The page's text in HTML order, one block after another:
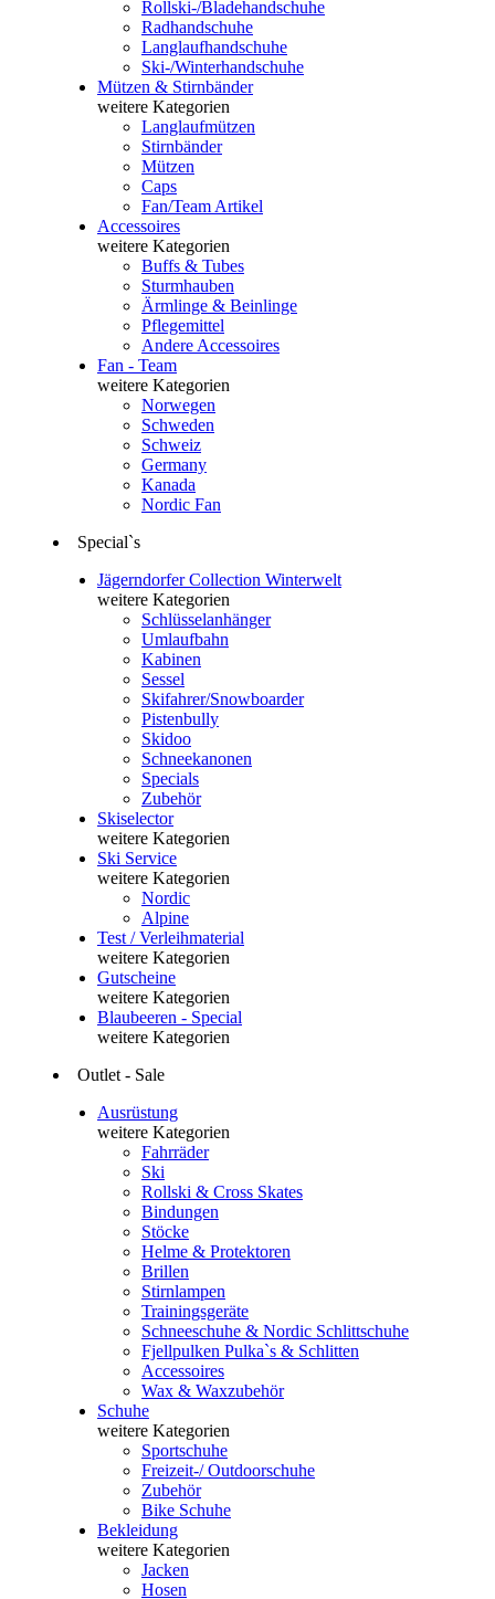
Rollski-/Bladehandschuhe
Radhandschuhe
Langlaufhandschuhe
Ski-/Winterhandschuhe
Mützen & Stirnbänder
weitere Kategorien
Langlaufmützen
Stirnbänder
Mützen
Caps
Fan/Team Artikel
Accessoires
weitere Kategorien
Buffs & Tubes
Sturmhauben
Ärmlinge & Beinlinge
Pflegemittel
Andere Accessoires
Fan - Team
weitere Kategorien
Norwegen
Schweden
Schweiz
Germany
Kanada
Nordic Fan
Special`s
Jägerndorfer Collection Winterwelt
weitere Kategorien
Schlüsselanhänger
Umlaufbahn
Kabinen
Sessel
Skifahrer/Snowboarder
Pistenbully
Skidoo
Schneekanonen
Specials
Zubehör
Skiselector
weitere Kategorien
Ski Service
weitere Kategorien
Nordic
Alpine
Test / Verleihmaterial
weitere Kategorien
Gutscheine
weitere Kategorien
Blaubeeren - Special
weitere Kategorien
Outlet - Sale
Ausrüstung
weitere Kategorien
Fahrräder
Ski
Rollski & Cross Skates
Bindungen
Stöcke
Helme & Protektoren
Brillen
Stirnlampen
Trainingsgeräte
Schneeschuhe & Nordic Schlittschuhe
Fjellpulken Pulka`s & Schlitten
Accessoires
Wax & Waxzubehör
Schuhe
weitere Kategorien
Sportschuhe
Freizeit-/ Outdoorschuhe
Zubehör
Bike Schuhe
Bekleidung
weitere Kategorien
Jacken
Hosen